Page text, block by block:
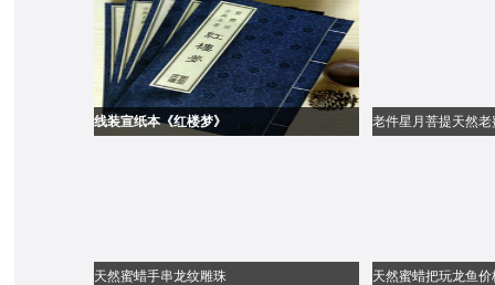
线装宣纸本《红楼梦》 老件星月菩提天然老
天然蜜蜡手串龙纹雕珠 天然蜜蜡把玩龙鱼价